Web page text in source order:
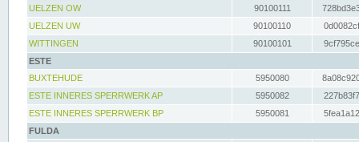
UELZEN OW
90100111
UELZEN UW
90100110
WITTINGEN
90100101
ESTE
BUXTEHUDE
5950080
ESTE INNERES SPERRWERK AP
5950082
ESTE INNERES SPERRWERK BP
5950081
FULDA